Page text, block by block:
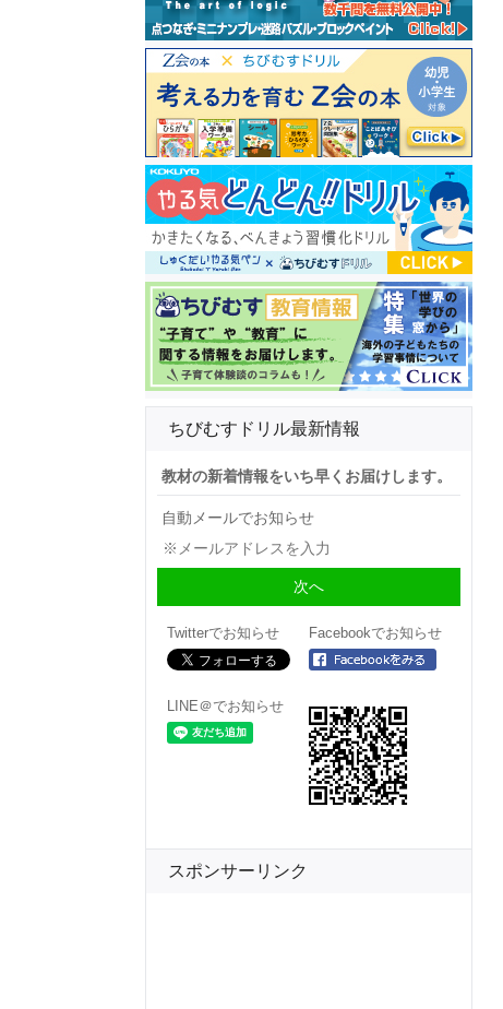
ちびむすドリル最新情報
教材の新着情報をいち早くお届けします。
自動メールでお知らせ
Twitterでお知らせ Facebookでお知らせ
LINE＠でお知らせ
スポンサーリンク